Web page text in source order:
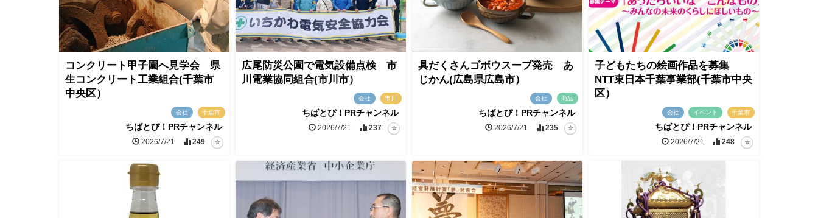
コンクリート甲子園へ見学会 県
生コンクリート工業組合(千葉市
中央区）
会社 千葉市
ちばとぴ！PRチャンネル
2026/7/21 249
広尾防災公園で電気設備点検 市
川電業協同組合(市川市）
会社 市川
ちばとぴ！PRチャンネル
2026/7/21 237
具だくさんゴボウスープ発売 あ
じかん(広島県広島市）
会社 商品
ちばとぴ！PRチャンネル
2026/7/21 235
子どもたちの絵画作品を募集
NTT東日本千葉事業部(千葉市中央
区）
会社 イベント 千葉市
ちばとぴ！PRチャンネル
2026/7/21 248